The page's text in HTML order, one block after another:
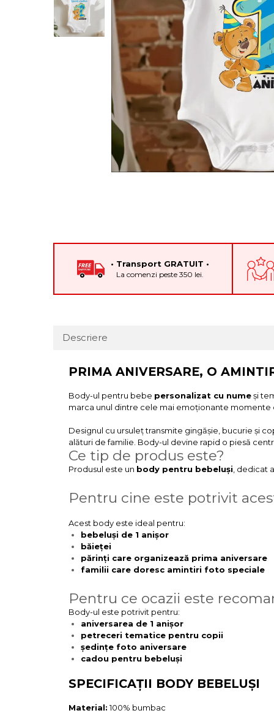
Body bebelusi personalizate
Perne personalizate
Etichete pentru sticla de vin
Cadouri Personalizate Unice
Cadouri pentru Doctori
Cadouri Pensionare
• Transport GRATUIT •
La comenzi peste 350 lei.
Descriere
PRIMA ANIVERSARE, O
Body-ul pentru bebe personalizat cu numeși
marca unul dintre cele mai emoționante momente
Designul cu ursuleț transmite gingășie, bucurie și
alături de familie. Body-ul devine rapid o piesă
Ce tip de produs este?
Produsul este un body pentru bebeluși , dedicat
Pentru cine este potrivit
Acest body este ideal pentru:
bebeluși de 1 anișor
băieței
părinți care organizează prima aniversare
familii care doresc amintiri foto speciale
Pentru ce ocazii este
Body-ul este potrivit pentru:
aniversarea de 1 anișor
petreceri tematice pentru copii
ședințe foto aniversare
cadou pentru bebeluși
SPECIFICAȚII BODY BEBELUȘI
Material:100% bumbac